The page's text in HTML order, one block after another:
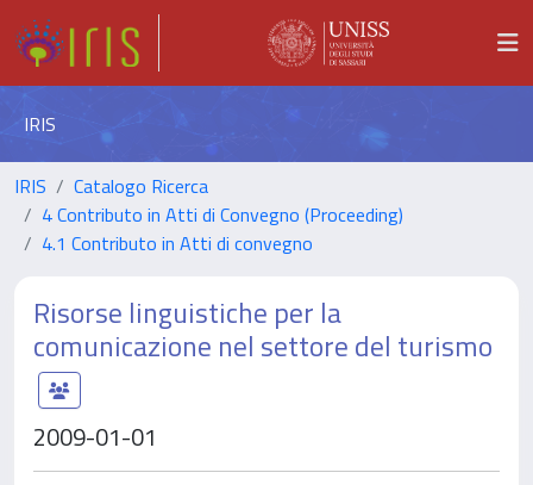
IRIS
IRIS
Catalogo Ricerca
4 Contributo in Atti di Convegno (Proceeding)
4.1 Contributo in Atti di convegno
Risorse linguistiche per la
comunicazione nel settore del turismo
2009-01-01